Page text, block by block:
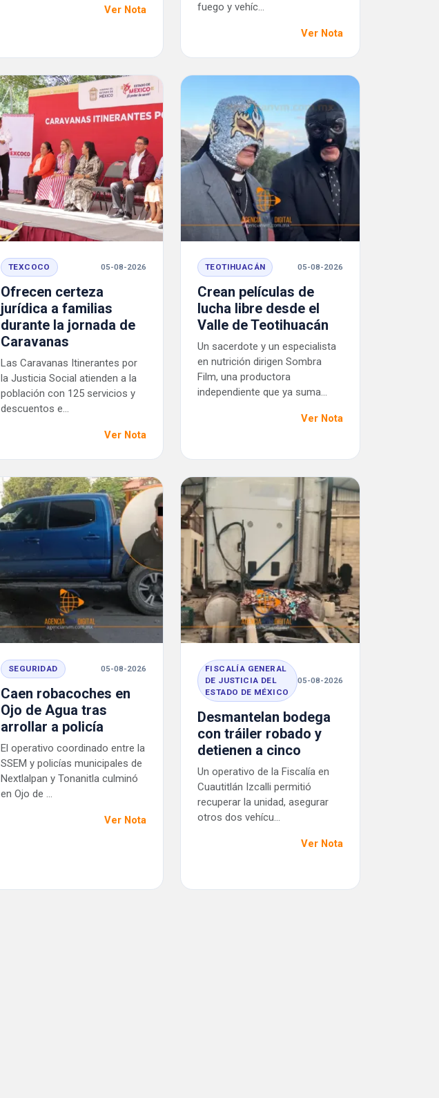
Ver Nota
fuego y vehíc...
Ver Nota
TEXCOCO 05-08-2026
Ofrecen certeza
jurídica a familias
durante la jornada de
Caravanas
Las Caravanas Itinerantes por
la Justicia Social atienden a la
población con 125 servicios y
descuentos e...
Ver Nota
TEOTIHUACÁN 05-08-2026
Crean películas de
lucha libre desde el
Valle de Teotihuacán
Un sacerdote y un especialista
en nutrición dirigen Sombra
Film, una productora
independiente que ya suma...
Ver Nota
SEGURIDAD 05-08-2026
Caen robacoches en
Ojo de Agua tras
arrollar a policía
El operativo coordinado entre la
SSEM y policías municipales de
Nextlalpan y Tonanitla culminó
en Ojo de ...
Ver Nota
FISCALÍA GENERAL
DE JUSTICIA DEL
ESTADO DE MÉXICO
05-08-2026
Desmantelan bodega
con tráiler robado y
detienen a cinco
Un operativo de la Fiscalía en
Cuautitlán Izcalli permitió
recuperar la unidad, asegurar
otros dos vehícu...
Ver Nota